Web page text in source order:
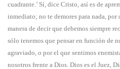
cuadrante.’ Sí, dice Cristo, así es de
inmediato; no te demores para nada, por
manera de decir que debemos siempre
sólo tenemos que pensar en función de
agraviado, o por el que sentimos
nosotros frente a Dios. Dios es el Juez,